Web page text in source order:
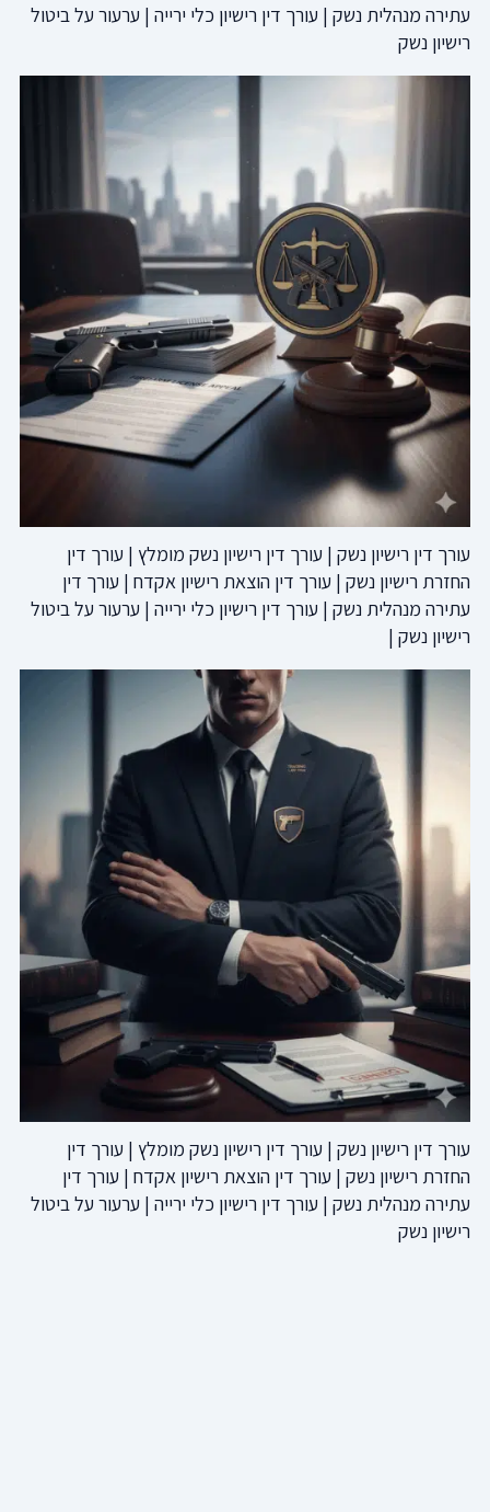
עתירה מנהלית נשק | עורך דין רישיון כלי ירייה | ערעור על ביטול
רישיון נשק
עורך דין רישיון נשק | עורך דין רישיון נשק מומלץ | עורך דין
החזרת רישיון נשק | עורך דין הוצאת רישיון אקדח | עורך דין
עתירה מנהלית נשק | עורך דין רישיון כלי ירייה | ערעור על ביטול
רישיון נשק |
עורך דין רישיון נשק | עורך דין רישיון נשק מומלץ | עורך דין
החזרת רישיון נשק | עורך דין הוצאת רישיון אקדח | עורך דין
עתירה מנהלית נשק | עורך דין רישיון כלי ירייה | ערעור על ביטול
רישיון נשק